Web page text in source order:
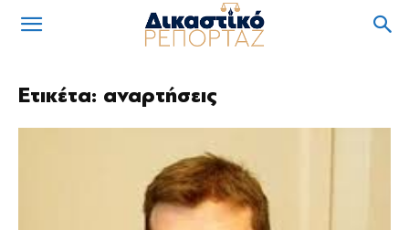
Ετικέτα: αναρτήσεις